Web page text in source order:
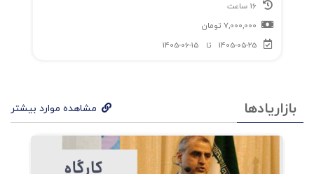
7,000,000 تومان
1405-05-25
تا 1405-06-15
بازاریادها مشاهده موارد بیشتر